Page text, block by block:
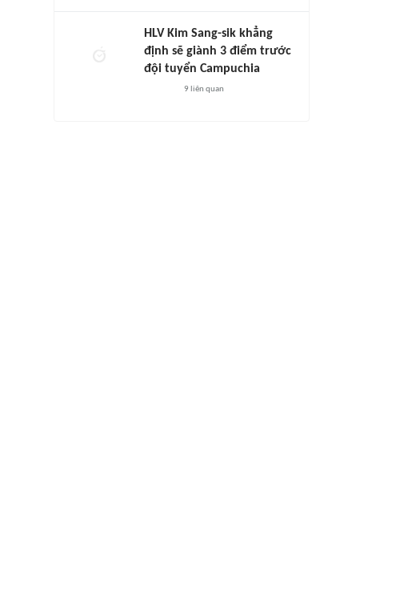
HLV Kim Sang-sik khẳng
định sẽ giành 3 điểm trước
đội tuyển Campuchia
9 liên quan